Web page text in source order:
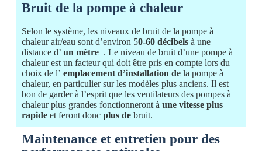
Bruit de la pompe à chaleur
Selon le système, les niveaux de bruit de la pompe à
chaleur air/eau sont d’environ 50-60 décibelsà une
distance d’ un mètre . Le niveau de bruit d’une pompe à
chaleurest un facteur qui doit être pris en compte lors du
choix de l’ emplacement d’installation dela pompe à
chaleur, en particulier sur les modèles plus anciens. Il est
bon de garder à l’esprit que les ventilateurs des pompes à
chaleur plus grandes fonctionneront à une vitesse plus
rapideet feront donc plus debruit.
Maintenance et entretien pour des